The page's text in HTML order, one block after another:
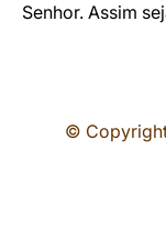
Senhor. Assim
©